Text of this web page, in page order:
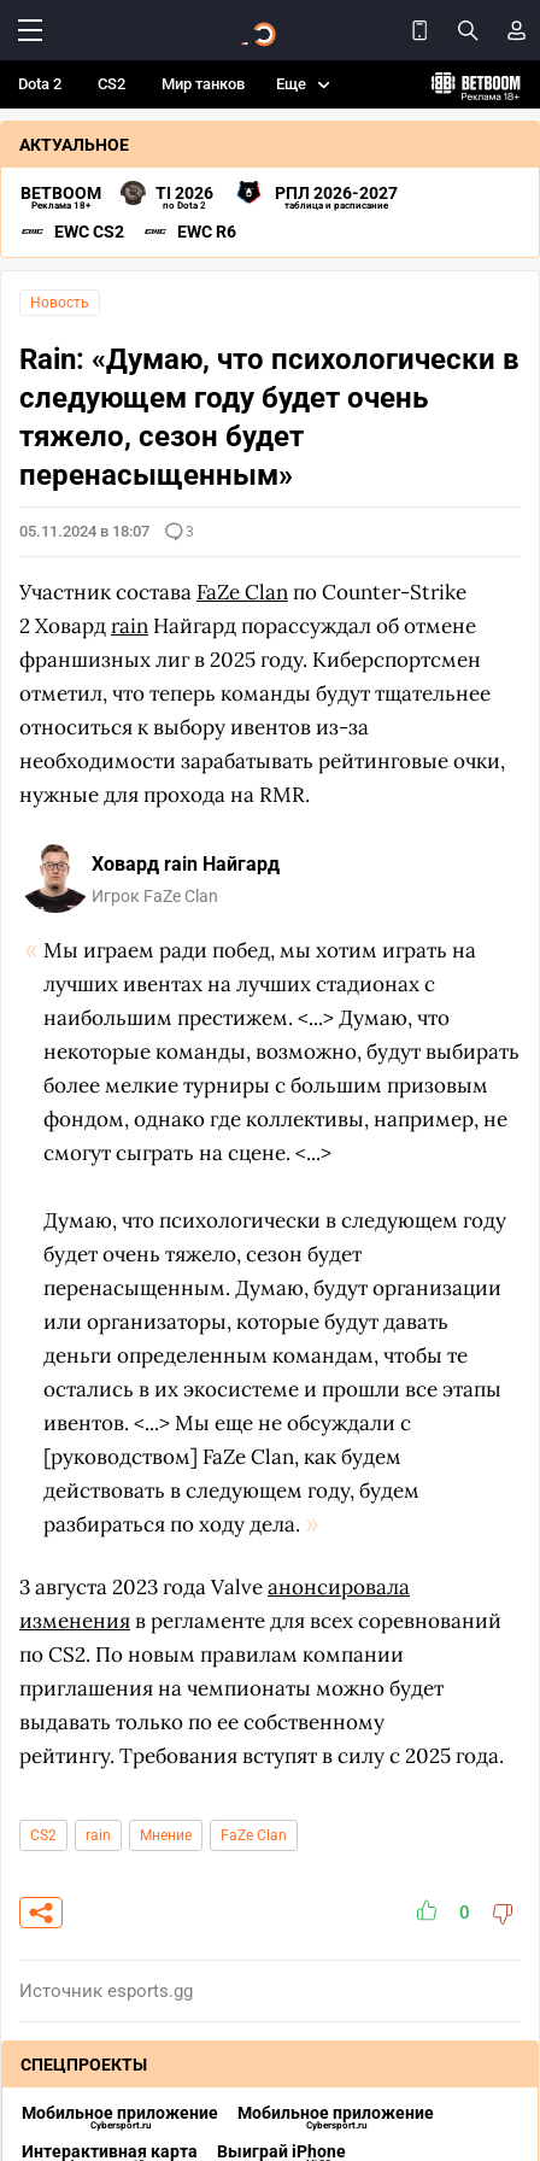
Dota 2 CS2 Мир танков Еще
АКТУАЛЬНОЕ
BETBOOM
Реклама 18+
TI 2026
по Dota 2
РПЛ 2026-2027
таблица и расписание
EWC CS2 EWC R6
Новость
Rain: «Думаю, что психологически в
следующем году будет очень
тяжело, сезон будет
перенасыщенным»
05.11.2024 в 18:07 3
Участник состава FaZe Clanпо Counter-Strike
2 Ховардrain Найгард порассуждал об отмене
франшизных лиг в 2025 году. Киберспортсмен
отметил, что теперь команды будут тщательнее
относиться к выбору ивентов из-за
необходимости зарабатывать рейтинговые очки,
нужные для прохода на RMR.
Ховард rain Найгард
Игрок FaZe Clan
Мы играем ради побед, мы хотим играть на
лучших ивентах на лучших стадионах с
наибольшим престижем. <...> Думаю, что
некоторые команды, возможно, будут выбирать
более мелкие турниры с большим призовым
фондом, однако где коллективы, например, не
смогут сыграть на сцене. <...>
Думаю, что психологически в следующем году
будет очень тяжело, сезон будет
перенасыщенным. Думаю, будут организации
или организаторы, которые будут давать
деньги определенным командам, чтобы те
остались в их экосистеме и прошли все этапы
ивентов. <...>Мы еще не обсуждали с
[руководством] FaZe Clan, как будем
действовать в следующем году, будем
разбираться по ходу дела.
3 августа 2023 года Valveанонсировала
измененияв регламенте для всех соревнований
по CS2. По новым правилам компании
приглашения на чемпионаты можно будет
выдавать только по ее собственному
рейтингу. Требования вступят в силу с 2025 года.
CS2 rain Мнение FaZe Clan
0
Источник esports.gg
СПЕЦПРОЕКТЫ
Мобильное приложение
Cybersport.ru
Мобильное приложение
Cybersport.ru
Интерактивная карта Выиграй iPhone